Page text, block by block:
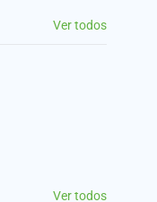
Ver todos
Ver todos